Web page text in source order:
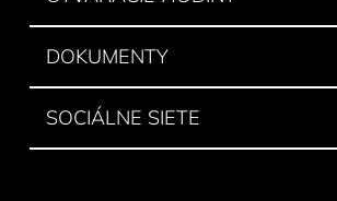
DOKUMENTY
SOCIÁLNE SIETE